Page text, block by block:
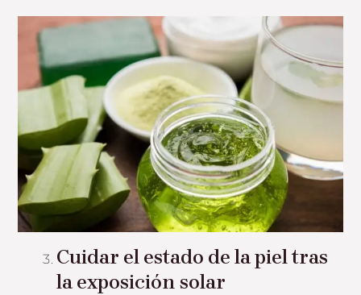
Cuidar el estado de la piel tras
la exposición solar